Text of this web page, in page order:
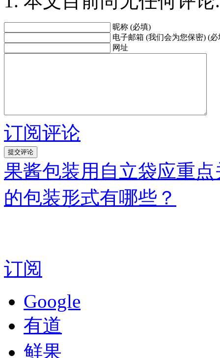
昵称 (必填)
电子邮箱 (我们会为您保密) (必
网址
订阅评论
果酱包装用自立袋应重
的包装形式有哪些？
订阅
Google
有道
鲜果